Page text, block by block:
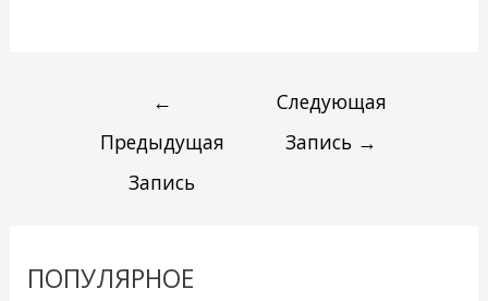
←
Предыдущая
Запись
Следующая
Запись →
ПОПУЛЯРНОЕ